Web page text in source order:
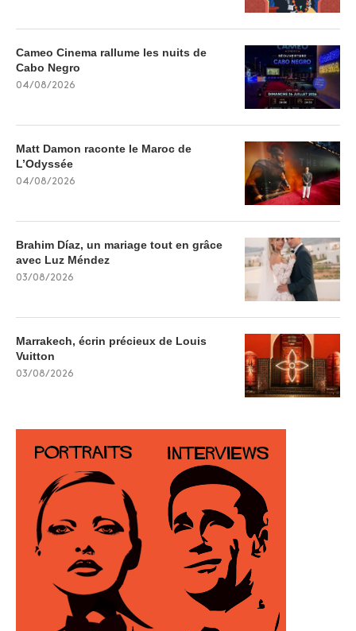
Cameo Cinema rallume les nuits de
Cabo Negro
04/08/2026
Matt Damon raconte le Maroc de
L’Odyssée
04/08/2026
Brahim Díaz, un mariage tout en grâce
avec Luz Méndez
03/08/2026
Marrakech, écrin précieux de Louis
Vuitton
03/08/2026